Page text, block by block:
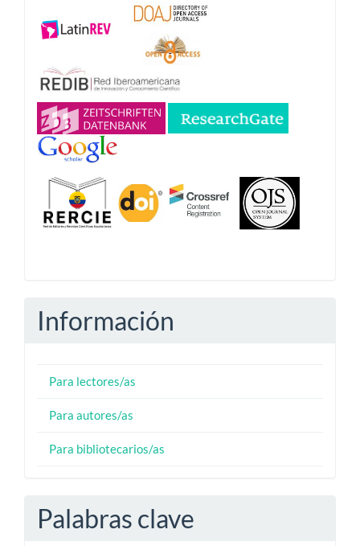
Información
Para lectores/as
Para autores/as
Para bibliotecarios/as
Palabras clave